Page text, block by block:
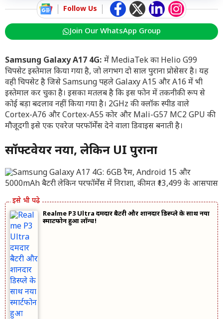
Follow Us
Join Our WhatsApp Group
Samsung Galaxy A17 4G: में MediaTek का Helio G99
चिपसेट इस्तेमाल किया गया है, जो लगभग दो साल पुराना प्रोसेसर है। यह
वही चिपसेट है जिसे Samsung पहले Galaxy A15 और A16 में भी
इस्तेमाल कर चुका है। इसका मतलब है कि इस फोन में तकनीकी रूप से
कोई बड़ा बदलाव नहीं किया गया है। 2GHz की क्लॉक स्पीड वाले
Cortex-A76 और Cortex-A55 कोर और Mali-G57 MC2 GPU की
मौजूदगी इसे एक एवरेज परफॉर्मेंस देने वाला डिवाइस बनाती है।
सॉफ्टवेयर नया, लेकिन UI पुराना
Realme P3 Ultra दमदार बैटरी और शानदार डिस्प्ले के साथ नया
स्मार्टफोन हुआ लॉन्च!